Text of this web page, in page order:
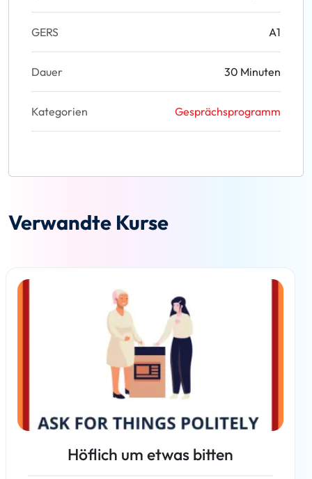
GERS A1
Dauer 30 Minuten
Kategorien Gesprächsprogramm
Verwandte Kurse
Höflich um etwas bitten